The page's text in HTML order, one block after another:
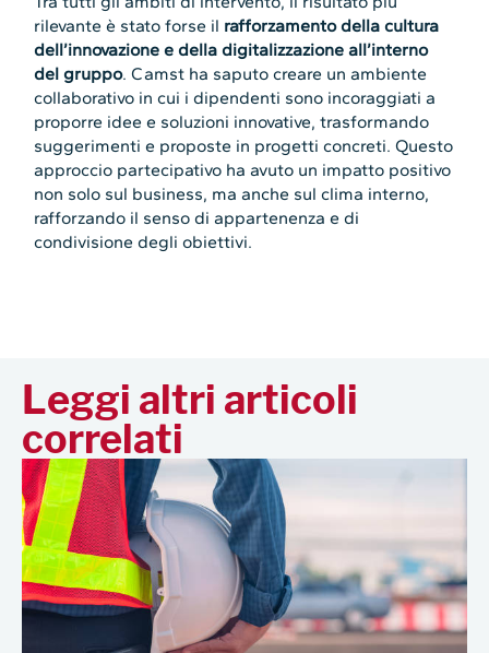
rilevante è stato forse il rafforzamento della cultura
dell’innovazione e della digitalizzazione all’interno
del gruppo. Camst ha saputo creare un ambiente
collaborativo in cui i dipendenti sono incoraggiati a
proporre idee e soluzioni innovative, trasformando
suggerimenti e proposte in progetti concreti. Questo
approccio partecipativo ha avuto un impatto positivo
non solo sul business, ma anche sul clima interno,
rafforzando il senso di appartenenza e di
condivisione degli obiettivi.
Leggi altri articoli
correlati